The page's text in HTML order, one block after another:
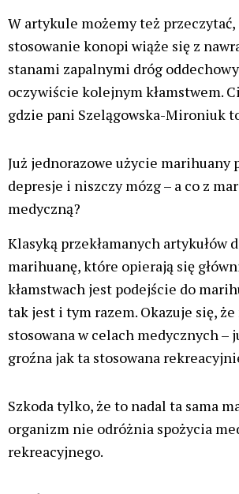
E-
Witryna
internetowa
Zapamiętaj moje dane w tej
pisania kolejnych komentarzy.
w jaki sposób przetwarzane są dane